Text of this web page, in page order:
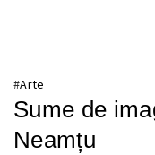
#Arte
Sume de
Neamțu